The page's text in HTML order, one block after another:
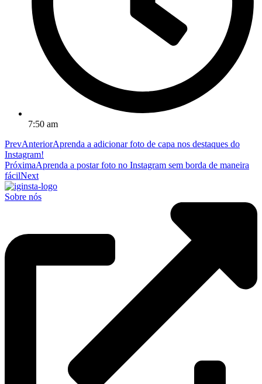
7:50 am
PrevAnteriorAprenda a adicionar foto de capa nos destaques do
Instagram!
PróximaAprenda a postar foto no Instagram sem borda de maneira
fácilNext
Sobre nós